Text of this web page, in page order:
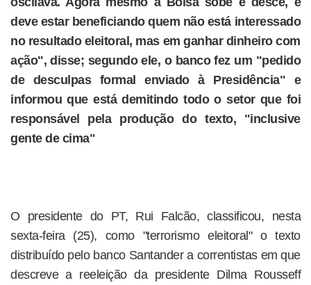
deve estar beneficiando quem não está interessado
no resultado eleitoral, mas em ganhar dinheiro com
ação", disse; segundo ele, o banco fez um "pedido
de desculpas formal enviado à Presidência" e
informou que está demitindo todo o setor que foi
responsável pela produção do texto, "inclusive
gente de cima"
O presidente do PT, Rui Falcão, classificou, nesta
sexta-feira (25), como "terrorismo eleitoral" o texto
distribuído pelo banco Santander a correntistas em que
descreve a reeleição da presidente Dilma Rousseff